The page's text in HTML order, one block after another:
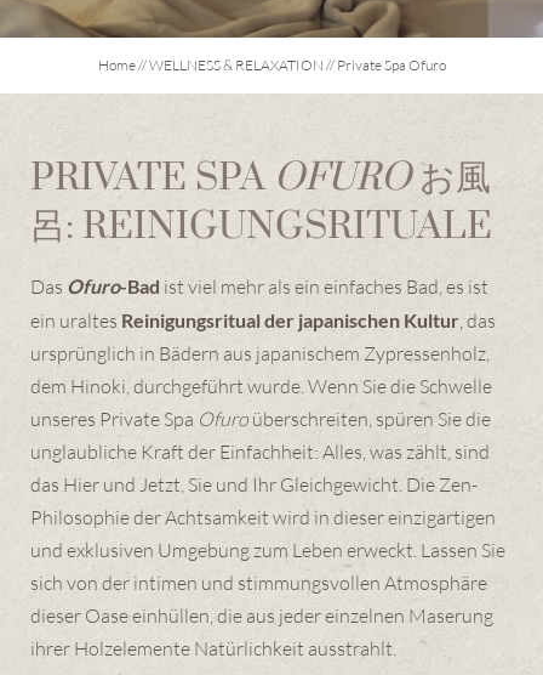
HAMMAM
SIGNATURE TREATMENTS
GARDEN & TERRACES
CULINARY ARTS
EXPERIENCES & EMOTIONS
EXPLORE THE DOLOMITES
Home//WELLNESS & RELAXATION // Private Spa Ofuro
PRIVATE SPA OFUROお風
呂: REINIGUNGSRITUALE
Das Ofuro-Bad ist viel mehr als ein einfaches Bad, es ist
ein uraltes Reinigungsritual der japanischen Kultur , das
ursprünglich in Bädern aus japanischem Zypressenholz,
dem Hinoki, durchgeführt wurde. Wenn Sie die Schwelle
unseres Private Spa Ofuro überschreiten, spüren Sie die
unglaubliche Kraft der Einfachheit: Alles, was zählt, sind
das Hier und Jetzt, Sie und Ihr Gleichgewicht. Die Zen-
Philosophie der Achtsamkeit wird in dieser einzigartigen
und exklusiven Umgebung zum Leben erweckt. Lassen Sie
sich von der intimen und stimmungsvollen Atmosphäre
dieser Oase einhüllen, die aus jeder einzelnen Maserung
ihrer Holzelemente Natürlichkeit ausstrahlt.